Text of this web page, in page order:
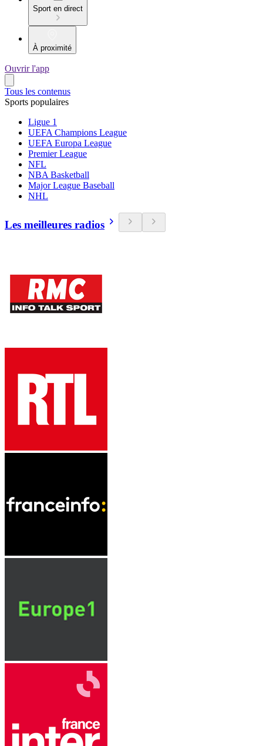
Sport en direct
À proximité
Ouvrir l'app
Tous les contenus
Sports populaires
Ligue 1
UEFA Champions League
UEFA Europa League
Premier League
NFL
NBA Basketball
Major League Baseball
NHL
Les meilleures radios